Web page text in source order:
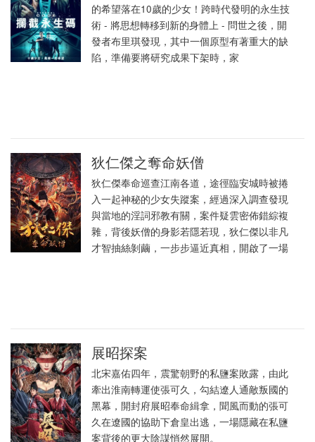
的希望落在10歲的少女！跨時代發明的永生技
術 - 將思想轉移到新的身體上 - 問世之後，開
發者布里琪發現，其中一個原型有著重大的缺
陷，準備要將研究成果下架時，家
狄仁傑之奪命妖僧
狄仁傑奉命巡查江南各道，途徑臨安城時被捲
入一起神秘的少女失蹤案，經過深入調查發現
與當地的淫詞邪教有關，案件疑雲密佈錯綜複
雜，背後妖僧的身影若隱若現，狄仁傑以非凡
才智抽絲剝繭，一步步逼近真相，開啟了一場
展昭探案
北宋嘉佑四年，震驚朝野的私鹽案敗露，由此
牽出淮南轉運使張可久，勾結遼人通敵叛國的
黑幕，開封府展昭奉命緝拿，聞風而動的張可
久在遼國的協助下倉皇出逃，一場隱藏在私鹽
案背後的更大陰謀悄然展開。